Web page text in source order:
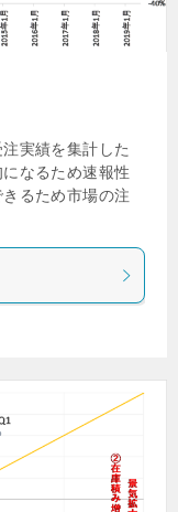
実績を集計した
なるため速報性
るため市場の注